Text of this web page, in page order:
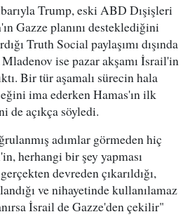
Trump, eski ABD Dışişleri
Gazze planını desteklediğini
Truth Social paylaşımı dışında
ise pazar akşamı İsrail'in
Bir tür aşamalı sürecin hala
ima ederken Hamas'ın ilk
de açıkça söyledi.
adımlar görmeden hiç
herhangi bir şey yapması
devreden çıkarıldığı,
ve nihayetinde kullanılamaz
İsrail de Gazze'den çekilir"